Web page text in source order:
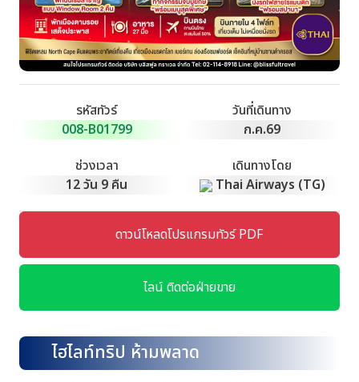
รหัสทัวร์
008-B01799
วันที่เดินทาง
ก.ค.69
ช่วงเวลา
12 วัน 9 คืน
เดินทางโดย
Thai Airways (TG)
ดาวน์โหลดโปรแกรมทัวร์ PDF
ไลน์ ติดต่อฝ่ายขาย
ไฮไลท์ทริป ห้ามพลาด